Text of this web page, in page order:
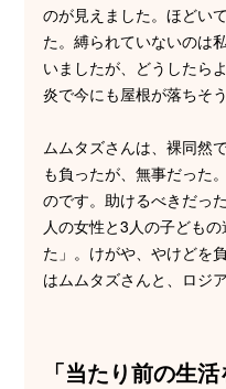
のが見えました。ほどい
た。縛られていないのは
いましたが、どうしたら
炎で今にも屋根が落ちそ
ムムタズさんは、裸同然
も負ったが、無事だった
のです。助けるべきだっ
人の女性と3人の子ども
た」。けがや、やけどを
はムムタズさんと、ロジ
「当たり前の生